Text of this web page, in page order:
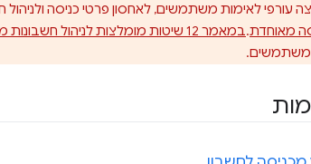
עורפי לאימות משתמשים, לאחסון פרטי כניסה
מאוחדת.במאמר 12 שיטות מומלצות לניהול חשבונות משתמשים, הרשאות וסיסמאות
משתמשים.